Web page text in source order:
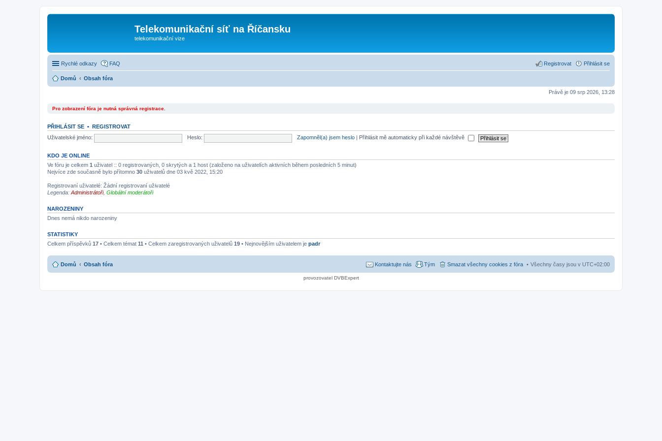
Telekomunikační síť na Říčansku
telekomunikační vize
Rychlé odkazy FAQ Přihlásit se
Registrovat
Domů Obsah fóra
Právě je 09 srp 2026, 13:28
Pro zobrazení fóra je nutná správná registrace.
PŘIHLÁSIT SE • REGISTROVAT
Uživatelské jméno:
Heslo: Zapomněl(a) jsem heslo Přihlásit mě automaticky při každé návštěvě
KDO JE ONLINE
Ve fóru je celkem 1 uživatel :: 0 registrovaných, 0 skrytých a 1 host (založeno na uživatelích aktivních během posledních 5 minut)
Nejvíce zde současně bylo přítomno 30 uživatelů dne 03 kvě 2022, 15:20
Registrovaní uživatelé: Žádní registrovaní uživatelé
Legenda: Administrátoři, Globální moderátoři
NAROZENINY
Dnes nemá nikdo narozeniny
STATISTIKY
Celkem příspěvků 17 • Celkem témat 11 • Celkem zaregistrovaných uživatelů 19 • Nejnovějším uživatelem je padr
Domů Obsah fóra Všechny časy jsou v UTC+02:00
Smazat všechny cookies z fóra
Tým
Kontaktujte nás
provozovatel DVBExpert